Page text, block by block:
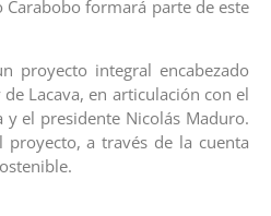
formará parte de este
proyecto integral encabezado
Lacava, en articulación con el
y el presidente Nicolás Maduro.
a través de la cuenta